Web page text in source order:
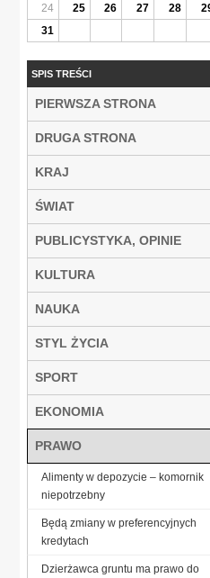
24
25 26 27 28
31
SPIS TREŚCI
PIERWSZA STRONA
DRUGA STRONA
KRAJ
ŚWIAT
PUBLICYSTYKA, OPINIE
KULTURA
NAUKA
STYL ŻYCIA
SPORT
EKONOMIA
PRAWO
Alimenty w depozycie – komornik
niepotrzebny
Będą zmiany w preferencyjnych
kredytach
Dzierżawca gruntu ma prawo do